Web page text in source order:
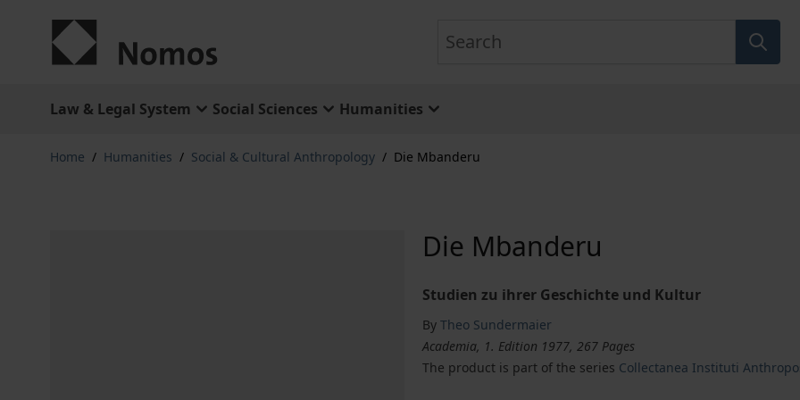
Law & Legal System Social Sciences Humanities
Home / Humanities / Social & Cultural Anthropology / Die Mbanderu
Die Mbanderu
Studien zu ihrer Geschichte und Kultur
By Theo Sundermaier
Academia, 1. Edition 1977, 267 Pages
The product is part of the series Collectanea Instituti